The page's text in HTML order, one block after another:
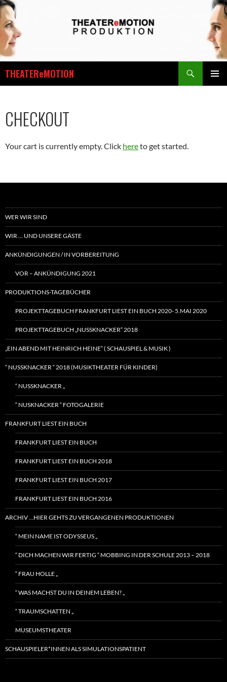
Zum
Inhalt
springen
THEATEReMOTION
CHECKOUT
Your cart is currently empty. Click hereto get started.
WER WIR SIND
WIR … UND UNSERE GÄSTE
ANKÜNDIGUNGEN / IN VORBEREITUNG
VOR – ANKÜNDIGUNG 2021
PRODUKTIONS-TAGEBÜCHER
PROJEKTTAGEBUCH FRANKFURT LIEST EIN BUCH 2020- 5.MAI 2020
PROJEKTTAGEBUCH „NUSSKNACKER“ 2018
„EIN ABEND MIT HEINRICH HEINE“ ( SCHAUSPIEL & MUSIK )
“ NUSSKNACKER “ 2018 (MUSIKTHEATER FÜR KINDER)
“ NUSSKNACKER „
“ NUSKNACKER “ FOTOGALERIE
FRANKFURT LIEST EIN BUCH
FRANKFURT LIEST EIN BUCH
FRANKFURT LIEST EIN BUCH 2018
FRANKFURT LIEST EIN BUCH 2017
FRANKFURT LIEST EIN BUCH 2016
ARCHIV …HIER GEHTS ZU VERGANGENEN PRODUKTIONEN
“ MEIN NAME IST ODYSSEUS „
“ DICH MACHEN WIR FERTIG “ MOBBING IN DER SCHULE 2013 – 2018
“ FRAU HOLLE „
“ WAS MACHST DU IN DEINEM LEBEN? „
“ TRAUMSCHATTEN „
MUSEUMSTHEATER
SCHAUSPIELER*INNEN ALS SIMULATIONSPATIENT